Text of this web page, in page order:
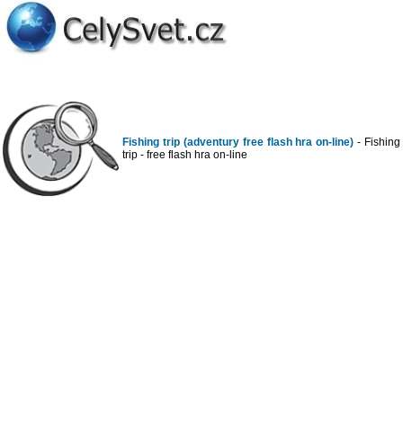
Fishing trip (adventury free flash hra on-line) - Fishing
trip - free flash hra on-line